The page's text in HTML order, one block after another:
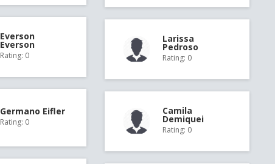
Everson
Everson
Rating: 0
Larissa
Pedroso
Rating: 0
Germano Eifler
Rating: 0
Camila
Demiquei
Rating: 0